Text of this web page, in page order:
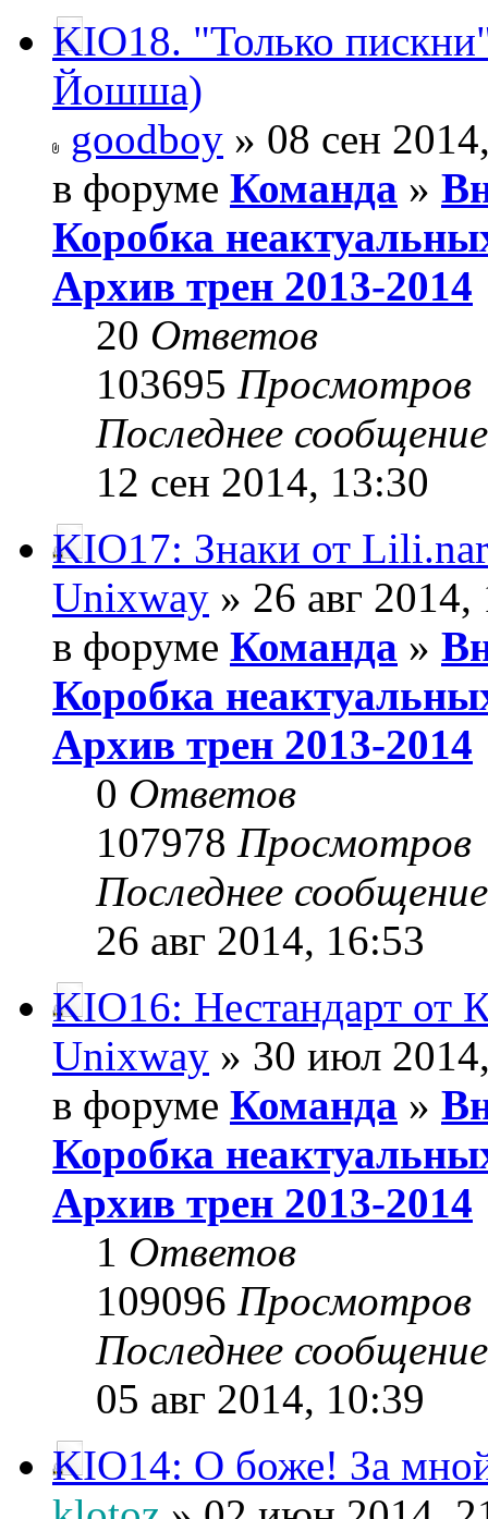
KIO18. "Только
Йошша)
goodboy » 08 сен
в форуме Команда »
Коробка
Архив трен 2013-2014
20 Ответов
103695 Просмотров
Последнее
12 сен 2014, 13:30
KIO17: Знаки от
Unixway » 26 авг 2014,
в форуме Команда »
Коробка
Архив трен 2013-2014
0 Ответов
107978 Просмотров
Последнее
26 авг 2014, 16:53
KIO16: Нестандарт от
Unixway » 30 июл
в форуме Команда »
Коробка
Архив трен 2013-2014
1 Ответов
109096 Просмотров
Последнее
05 авг 2014, 10:39
KIO14: О боже! За